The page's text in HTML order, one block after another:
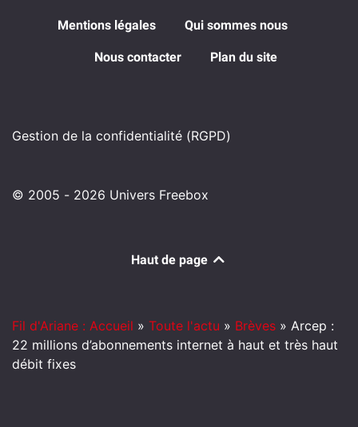
Mentions légales Qui sommes nous
Nous contacter Plan du site
Gestion de la confidentialité (RGPD)
© 2005 - 2026 Univers Freebox
Haut de page
Fil d'Ariane : Accueil » Toute l'actu » Brèves » Arcep :
22 millions d’abonnements internet à haut et très haut
débit fixes